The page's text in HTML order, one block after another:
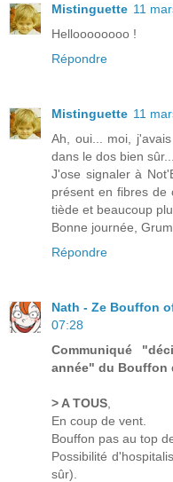
Mistinguette 11
Helloooooooo !
Répondre
Mistinguette 11
Ah, oui... moi,
dans le dos bien sûr...
J'ose signaler à
présent en fibres de
tiède et beaucoup
Bonne journée,
Répondre
Nath - Ze Bouffon
07:28
Communiqué
année" du Bouffon
> A TOUS
En coup de vent.
Bouffon pas au top
Possibilité
sûr).